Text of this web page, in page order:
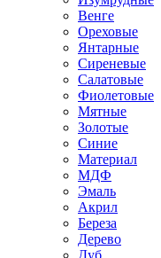
Венге
Ореховые
Янтарные
Сиреневые
Салатовые
Фиолетовые
Мятные
Золотые
Синие
Материал
МДФ
Эмаль
Акрил
Береза
Дерево
Дуб